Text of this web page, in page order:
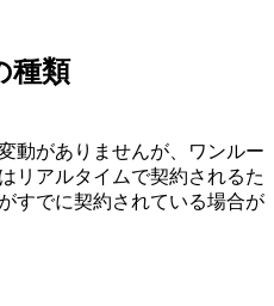
種類
動がありませんが、ワンルー
リアルタイムで契約されるた
すでに契約されている場合が